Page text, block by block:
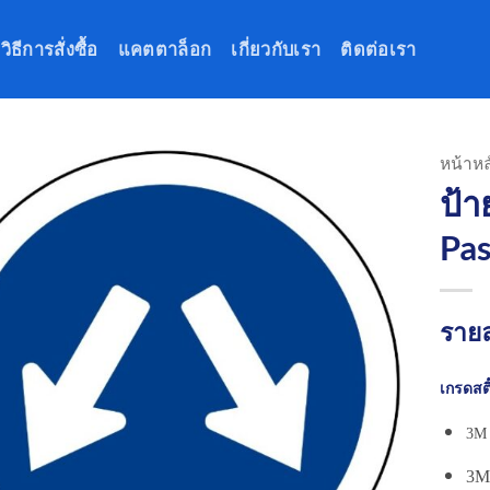
วิธีการสั่งซื้อ แคตตาล็อก เกี่ยวกับเรา ติดต่อเรา
หน้าห
ป้า
ราย
เกรดส
3M